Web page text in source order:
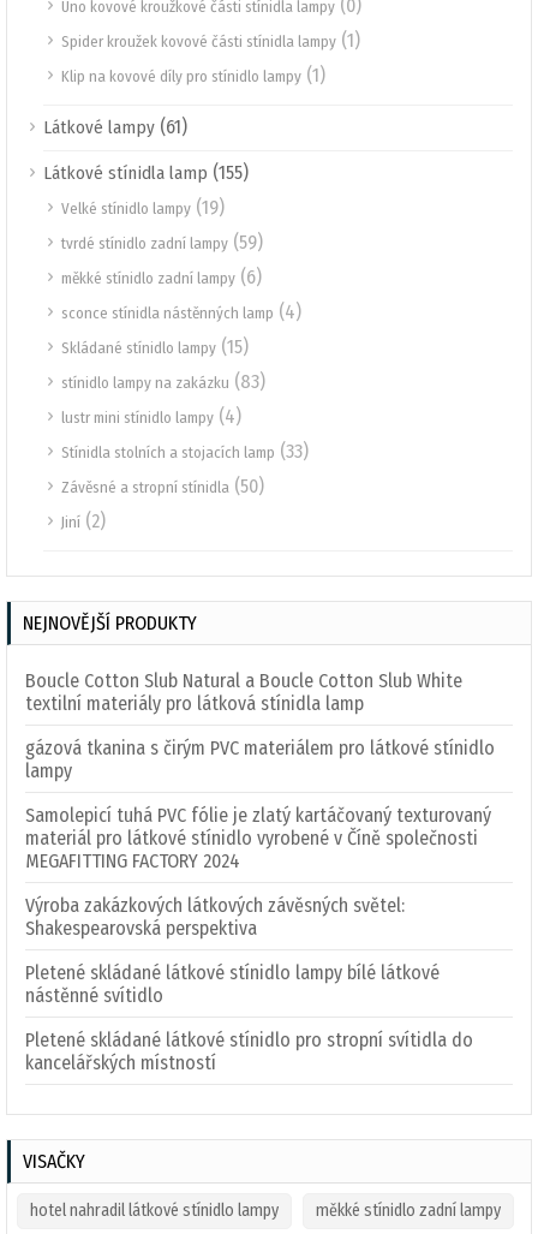
Uno kovové kroužkové části stínidla lampy (0)
Spider kroužek kovové části stínidla lampy (1)
Klip na kovové díly pro stínidlo lampy (1)
Látkové lampy (61)
Látkové stínidla lamp (155)
Velké stínidlo lampy (19)
tvrdé stínidlo zadní lampy (59)
měkké stínidlo zadní lampy (6)
sconce stínidla nástěnných lamp (4)
Skládané stínidlo lampy (15)
stínidlo lampy na zakázku (83)
lustr mini stínidlo lampy (4)
Stínidla stolních a stojacích lamp (33)
Závěsné a stropní stínidla (50)
Jiní (2)
NEJNOVĚJŠÍ PRODUKTY
Boucle Cotton Slub Natural a Boucle Cotton Slub White
textilní materiály pro látková stínidla lamp
gázová tkanina s čirým PVC materiálem pro látkové stínidlo
lampy
Samolepicí tuhá PVC fólie je zlatý kartáčovaný texturovaný
materiál pro látkové stínidlo vyrobené v Číně společnosti
MEGAFITTING FACTORY 2024
Výroba zakázkových látkových závěsných světel:
Shakespearovská perspektiva
Pletené skládané látkové stínidlo lampy bílé látkové
nástěnné svítidlo
Pletené skládané látkové stínidlo pro stropní svítidla do
kancelářských místností
VISAČKY
hotel nahradil látkové stínidlo lampy měkké stínidlo zadní lampy